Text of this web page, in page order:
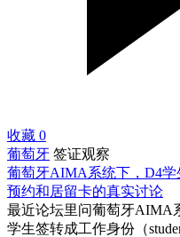
收藏 0
葡萄牙 签证观察
葡萄牙AIMA系统下，D4
预约和居留卡的真实讨论
最近论坛里问葡萄牙AIMA
学生签转成工作身份（